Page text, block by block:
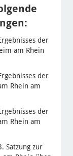
der
am Rhein
der
Rhein am
der
Rhein am
Satzung zur